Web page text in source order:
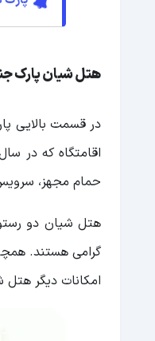
هتل شیان پارک
در قسمت بالایی
حمام مجهز، سرویس
هتل شیان دو
امکانات دیگر هتل